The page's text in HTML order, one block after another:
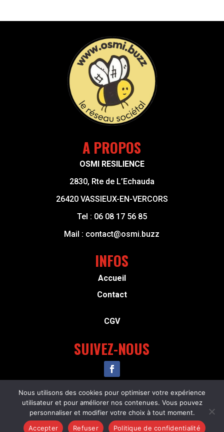
A PROPOS
OSMI RESILIENCE
2830, Rte de L’Echauda
26420 VASSIEUX-EN-VERCORS
Tel : 06 08 17 56 85
Mail : contact@osmi.buzz
INFOS
Accueil
Contact
CGV
SUIVEZ-NOUS
Copyright © 2024 – Osmi Resilience – Tous
droits réservés –
Mentions légales
Site créé par Paulin Girard
Nous utilisons des cookies pour optimiser votre expérience
utilisateur et pour améliorer nos contenues. Vous pouvez
personnaliser et modifier votre choix à tout moment.
Accepter
Refuser Politique de confidentialité